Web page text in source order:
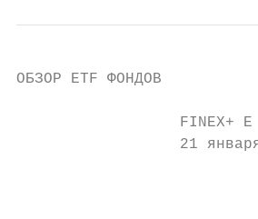
ОБЗОР ETF ФОНДОВ
FINEX+ E
21